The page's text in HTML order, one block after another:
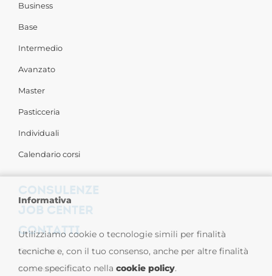
Business
Base
Intermedio
Avanzato
Master
Pasticceria
Individuali
Calendario corsi
CONSULENZE
JOB CENTER
CONTATTI
Contattaci
Sedi nel Mondo
Informativa
Utilizziamo cookie o tecnologie simili per finalità
tecniche e, con il tuo consenso, anche per altre finalità
come specificato nella cookie policy.